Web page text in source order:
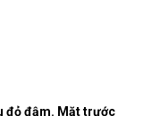
đỏ đậm. Mặt trước